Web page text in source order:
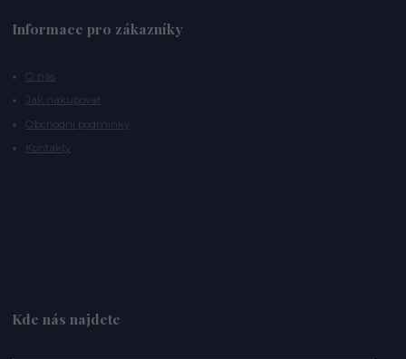
Informace pro zákazníky
O nás
Jak nakupovat
Obchodní podmínky
Kontakty
Kde nás najdete